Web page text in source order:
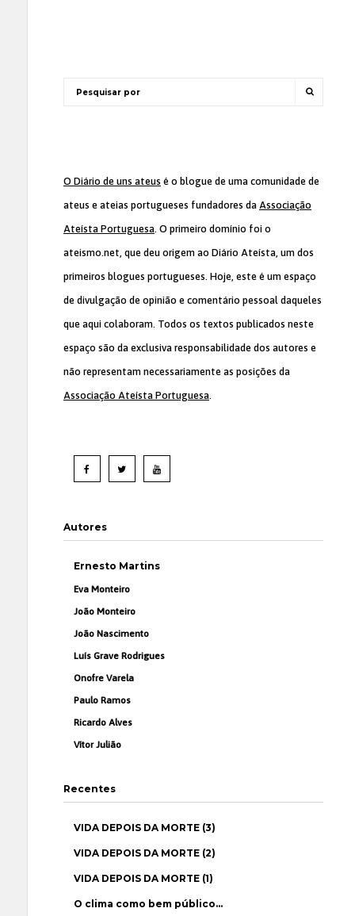
O Diário de uns ateus é o blogue de uma comunidade de
ateus e ateias portugueses fundadores da Associação
Ateísta Portuguesa. O primeiro domínio foi o
ateismo.net, que deu origem ao Diário Ateísta, um dos
primeiros blogues portugueses. Hoje, este é um espaço
de divulgação de opinião e comentário pessoal daqueles
que aqui colaboram. Todos os textos publicados neste
espaço são da exclusiva responsabilidade dos autores e
não representam necessariamente as posições da
Associação Ateísta Portuguesa.
Autores
Ernesto Martins
Eva Monteiro
João Monteiro
João Nascimento
Luís Grave Rodrigues
Onofre Varela
Paulo Ramos
Ricardo Alves
Vítor Julião
Recentes
VIDA DEPOIS DA MORTE (3)
VIDA DEPOIS DA MORTE (2)
VIDA DEPOIS DA MORTE (1)
O clima como bem público…